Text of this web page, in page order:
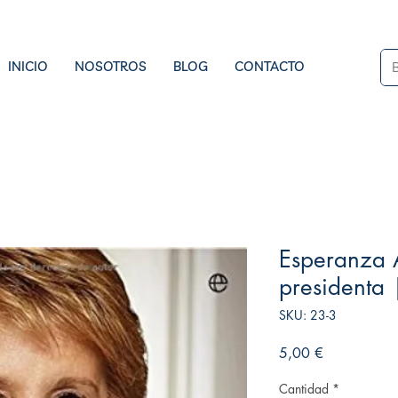
INICIO NOSOTROS BLOG CONTACTO
Esperanza
SKU: 23-3
5,00 €
Cantidad *